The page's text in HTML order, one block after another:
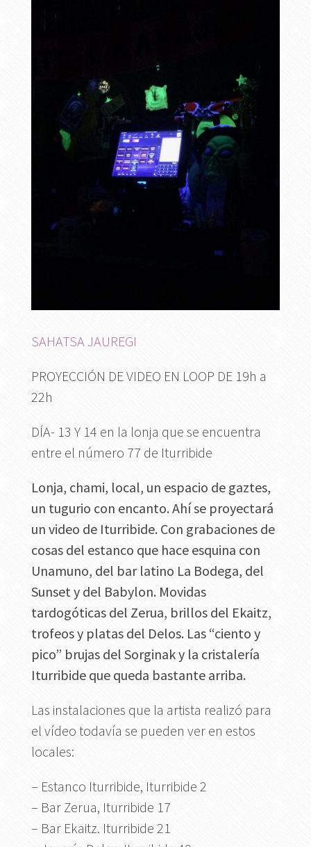
SAHATSA JAUREGI
PROYECCIÓN DE VIDEO EN LOOP DE 19h a
22h
DÍA- 13 Y 14 en la lonja que se encuentra
entre el número 77 de Iturribide
Lonja, chami, local, un espacio de gaztes,
un tugurio con encanto. Ahí se proyectará
un video de Iturribide. Con grabaciones de
cosas del estanco que hace esquina con
Unamuno, del bar latino La Bodega, del
Sunset y del Babylon. Movidas
tardogóticas del Zerua, brillos del Ekaitz,
trofeos y platas del Delos. Las “ciento y
pico” brujas del Sorginak y la cristalería
Iturribide que queda bastante arriba.
Las instalaciones que la artista realizó para
el vídeo todavía se pueden ver en estos
locales:
– Estanco Iturribide, Iturribide 2
– Bar Zerua, Iturribide 17
– Bar Ekaitz. Iturribide 21